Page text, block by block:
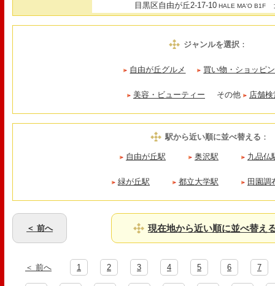
目黒区自由が丘2-17-10 HALE MA'O B1F
ジャンルを選択：
自由が丘グルメ 買い物・ショッピ
美容・ビューティー その他 店舗
駅から近い順に並べ替える ：
自由が丘駅 奥沢駅 九品仏
緑が丘駅 都立大学駅 田園調
＜ 前へ 現在地から近い順に並べ替え
＜ 前へ 1 2 3 4 5 6 7